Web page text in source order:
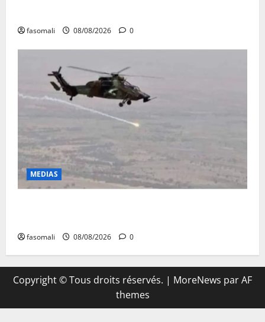
fasomali 08/08/2026 0
MEDIAS
fasomali 08/08/2026 0
Copyright © Tous droits réservés. | MoreNews par AF
themes